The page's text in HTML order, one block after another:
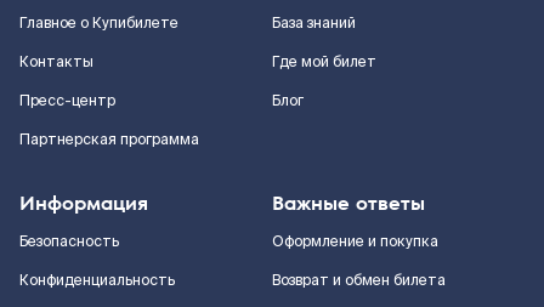
Главное о Купибилете
Контакты
Пресс-центр
Партнерская программа
База знаний
Где мой билет
Блог
Информация
Безопасность
Конфиденциальность
Важные ответы
Оформление и покупка
Возврат и обмен билета